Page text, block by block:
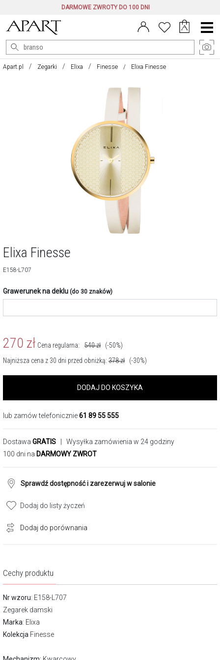
DARMOWE ZWROTY DO 100 DNI
Menu
główne
Apart.pl Zegarki Elixa Finesse Elixa Finesse
Cechy produktu
Nr wzoru: E158-L707
Zegarek damski
Marka: Elixa
Kolekcja Finesse
Elixa Finesse
E158-L707
Grawerunek na deklu (do 30 znaków)
270 zł Cena regularna: 540zł
(-50%)
Najniższa cena z 30 dni przed obniżką: 378zł (-30%)
DODAJ DO KOSZYKA
lub zamów telefonicznie61 89 55 555
Dostawa GRATIS | Wysyłka zamówienia w 24 godziny
100 dni na DARMOWY ZWROT
Sprawdź dostępność i zarezerwuj w salonie
Dodaj do listy życzeń
Dodaj do porównania